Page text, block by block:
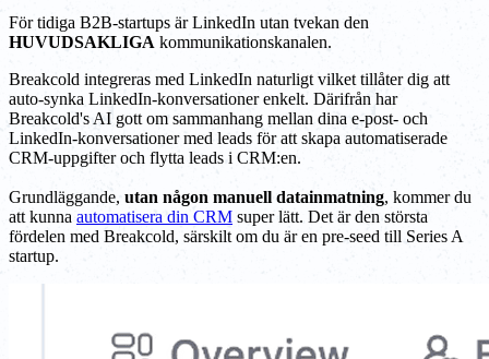
För tidiga B2B-startups är LinkedIn utan tvekan den
HUVUDSAKLIGA kommunikationskanalen.
Breakcold integreras med LinkedIn naturligt vilket tillåter dig att
auto-synka LinkedIn-konversationer enkelt. Därifrån har
Breakcold's AI gott om sammanhang mellan dina e-post- och
LinkedIn-konversationer med leads för att skapa automatiserade
CRM-uppgifter och flytta leads i CRM:en.
Grundläggande, utan någon manuell datainmatning, kommer du
att kunna automatisera din CRM super lätt. Det är den största
fördelen med Breakcold, särskilt om du är en pre-seed till Series A
startup.